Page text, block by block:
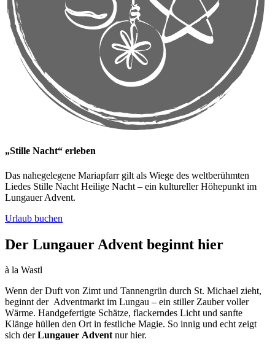
„Stille Nacht“ erleben
Das nahegelegene Mariapfarr gilt als Wiege des weltberühmten
Liedes Stille Nacht Heilige Nacht – ein kultureller Höhepunkt im
Lungauer Advent.
Urlaub buchen
Der Lungauer Advent beginnt hier
à la Wastl
Wenn der Duft von Zimt und Tannengrün durch St. Michael zieht,
beginnt der Adventmarkt im Lungau – ein stiller Zauber voller
Wärme. Handgefertigte Schätze, flackerndes Licht und sanfte
Klänge hüllen den Ort in festliche Magie. So innig und echt zeigt
sich derLungauer Adventnur hier.